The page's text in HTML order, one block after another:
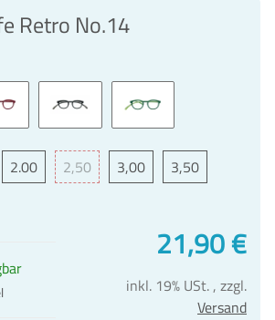
Retro No.14
2.00 2,50 3,00 3,50
21,90 €
inkl. 19% USt. , zzgl.
Versand